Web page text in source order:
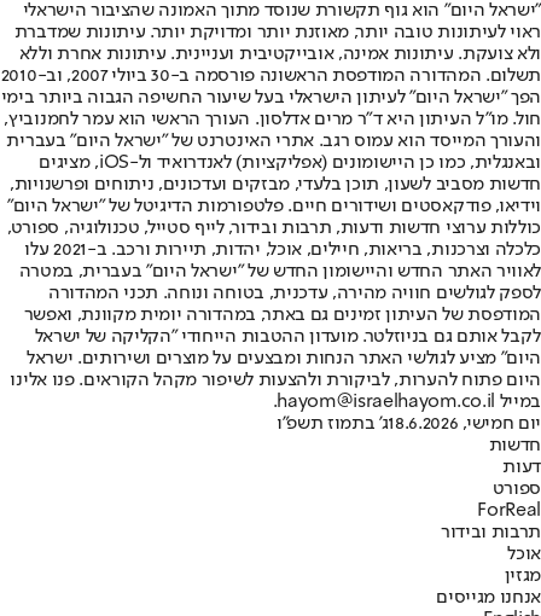
"ישראל היום" הוא גוף תקשורת שנוסד מתוך האמונה שהציבור הישראלי
ראוי לעיתונות טובה יותר, מאוזנת יותר ומדויקת יותר. עיתונות שמדברת
ולא צועקת. עיתונות אמינה, אובייקטיבית ועניינית. עיתונות אחרת וללא
תשלום. המהדורה המודפסת הראשונה פורסמה ב-30 ביולי 2007, וב-2010
הפך "ישראל היום" לעיתון הישראלי בעל שיעור החשיפה הגבוה ביותר בימי
חול. מו"ל העיתון היא ד"ר מרים אדלסון. העורך הראשי הוא עמר לחמנוביץ,
והעורך המייסד הוא עמוס רגב. אתרי האינטרנט של "ישראל היום" בעברית
ובאנגלית, כמו כן היישומונים (אפליקציות) לאנדרואיד ול-iOS, מציגים
חדשות מסביב לשעון, תוכן בלעדי, מבזקים ועדכונים, ניתוחים ופרשנויות,
וידיאו, פודקאסטים ושידורים חיים. פלטפורמות הדיגיטל של "ישראל היום"
כוללות ערוצי חדשות ודעות, תרבות ובידור, לייף סטייל, טכנולוגיה, ספורט,
כלכלה וצרכנות, בריאות, חיילים, אוכל, יהדות, תיירות ורכב. ב-2021 עלו
לאוויר האתר החדש והיישומון החדש של "ישראל היום" בעברית, במטרה
לספק לגולשים חוויה מהירה, עדכנית, בטוחה ונוחה. תכני המהדורה
המודפסת של העיתון זמינים גם באתר, במהדורה יומית מקוונת, ואפשר
לקבל אותם גם בניוזלטר. מועדון ההטבות הייחודי "הקליקה של ישראל
היום" מציע לגולשי האתר הנחות ומבצעים על מוצרים ושירותים. ישראל
היום פתוח להערות, לביקורת ולהצעות לשיפור מקהל הקוראים. פנו אלינו
במייל hayom@israelhayom.co.il.
יום חמישי, 18.6.2026
ג' בתמוז תשפ"ו
חדשות
דעות
ספורט
ForReal
תרבות ובידור
אוכל
מגזין
אנחנו מגייסים